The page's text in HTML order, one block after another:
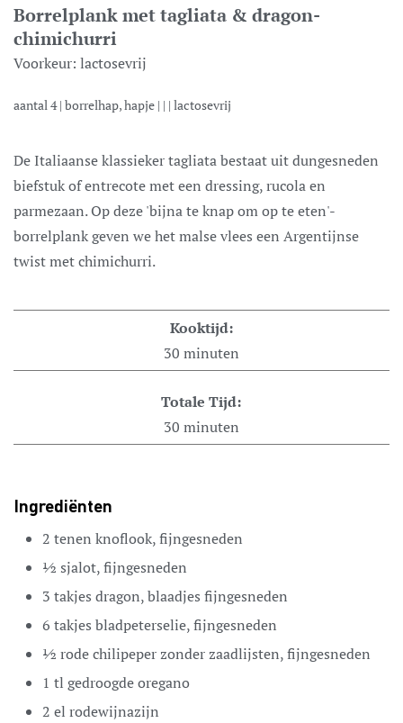
Borrelplank met tagliata & dragon-
chimichurri
Voorkeur: lactosevrij
aantal 4| borrelhap, hapje | | | lactosevrij
De Italiaanse klassieker tagliata bestaat uit dungesneden
biefstuk of entrecote met een dressing, rucola en
parmezaan. Op deze 'bijna te knap om op te eten'-
borrelplank geven we het malse vlees een Argentijnse
twist met chimichurri.
Kooktijd:
30 minuten
Totale Tijd:
30 minuten
Ingrediënten
2 tenen knoflook,fijngesneden
½ sjalot,fijngesneden
3 takjes dragon,blaadjes fijngesneden
6 takjes bladpeterselie,fijngesneden
½ rode chilipeperzonder zaadlijsten, fijngesneden
1 tl gedroogde oregano
2 el rodewijnazijn